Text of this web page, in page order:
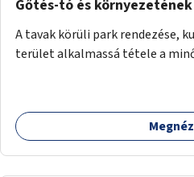
Gőtés-tó és
A tavak körüli park rendezése,
terület alkalmassá tétele a